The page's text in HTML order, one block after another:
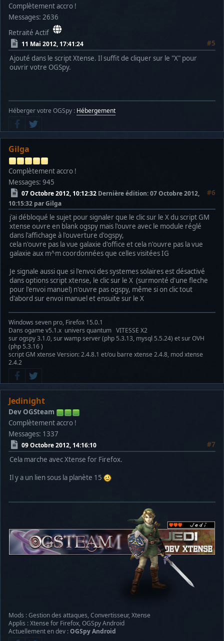
Complètement accro !
Messages: 2636
Retraité Actif
11 Mai 2012, 17:41:24
#5
Ajouté dans le script Xtense. Il suffit de cliquer sur le "X" pour
ouvrir votre OGSpy.
Héberger votre OGSpy : Hébergement
Gilga
Complètement accro !
Messages: 945
07 Octobre 2012, 10:12:32 #6
Dernière édition: 07 Octobre 2012,
10:15:32 par Gilga
j'ai débloqué le sujet pour signaler que le clic sur le X du script GM
xtense ouvre en blank ogspy mais l'ouvre avec le module réglé
dans l'affichage à l'ouverture d'ogspy,
cela n'ouvre pas la vue galaxie d'office et cela n'ouvre pas la vue
galaxie aux m^m coordonnées que celles visitées IG
Je signale aussi que si l'envoi des systemes solaires est désactivé
dans options script xtense, le clic sur le X (surmonté d'une fleche
pour l'envoi manuel) n'ouvre pas ogspy, même si on clic tout
d'abord sur envoi manuel et ensuite sur le X
Windows seven pro, Firefox 15.0.1
Dans ogame v5.1.x univers quantum VITESSE X2
sur ogspy 3.1.0, sur wamp server (php 5.3.13, mysql 5.5.24) et sur OVH
(php 5.3.16 )
script GM xtense Version: 2.4.8.1 et/ou barre xtense 2.4.8, mod xtense
2.4.2
Jedinight
Dev OGSteam
Complètement accro !
Messages: 1337
09 Octobre 2012, 14:16:10
#7
Cela marche avec Xtense for Firefox.
Il y a un lien sous la planète 15
Mods : Gestion des attaques, Convertisseur, Xtense
Applis : Xtense for Firefox, OGSpy Android
Actuellement en dev :OGSpy Android